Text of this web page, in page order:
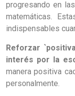
progresando en
matemáticas.
indispensables
Reforzar
interés por la
manera positiva
personalmente.